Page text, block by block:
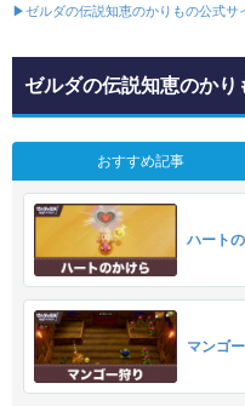
▶ゼルダの伝説知恵のかりもの公式サ
ゼルダの伝説知恵のかり
おすすめ記事
ハート
マンゴ